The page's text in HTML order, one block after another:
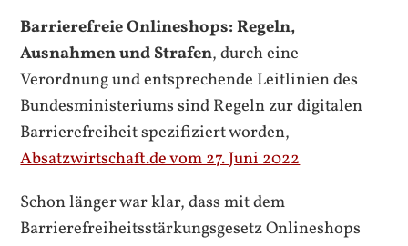
Barrierefreie Onlineshops: Regeln,
Ausnahmen und Strafen, durch eine
Verordnung und entsprechende Leitlinien des
Bundesministeriums sind Regeln zur digitalen
Barrierefreiheit spezifiziert worden,
Absatzwirtschaft.de vom 27. Juni 2022
Schon länger war klar, dass mit dem
Barrierefreiheitsstärkungsgesetz Onlineshops